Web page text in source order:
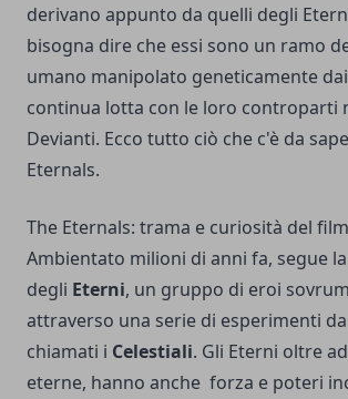
derivano appunto da quelli degli
bisogna dire che essi sono un ramo
umano manipolato geneticamente
continua lotta con le loro controparti
Devianti. Ecco tutto ciò che c'è da
Eternals.
The Eternals: trama e curiosità del film
Ambientato milioni di anni fa, segue
degli Eterni, un gruppo di eroi
attraverso una serie di esperimenti
chiamati i Celestiali. Gli Eterni oltre
eterne, hanno anche forza e poteri